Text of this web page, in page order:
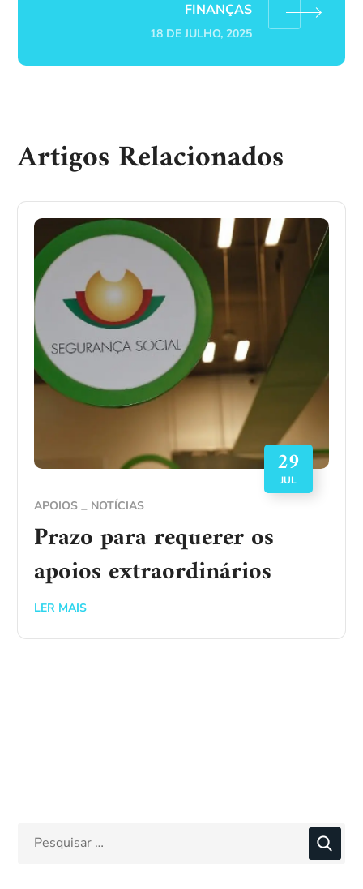
FINANÇAS
18 DE JULHO, 2025
Artigos Relacionados
29
JUL
APOIOS NOTÍCIAS
Prazo para requerer os
apoios extraordinários
LER MAIS